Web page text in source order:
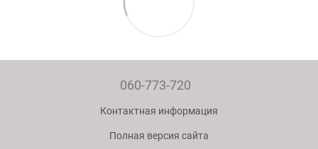
060-773-720
Контактная информация
Полная версия сайта